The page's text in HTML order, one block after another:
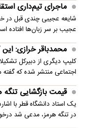
ماجرای تیم‌داری
شایعه عجیبی چندی قبل در
عجیب بر سر زبان‌ها افتاده
محمدباقر خرازی:
کلیپ دیگری از دبیرکل
اجتماعی منتشر شده که
قیمت بازگشایی
یک استاد دانشگاه قطر با
در تنگه هرمز، مدعی شد